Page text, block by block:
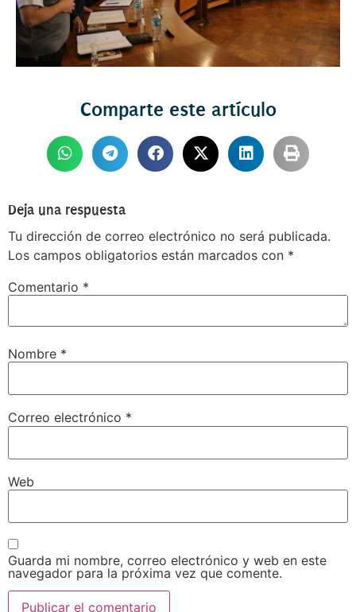
Comparte este artículo
Deja una respuesta
Tu dirección de correo electrónico no será publicada.
Los campos obligatorios están marcados con *
Comentario *
Nombre *
Correo electrónico *
Web
Guarda mi nombre, correo electrónico y web en este
navegador para la próxima vez que comente.